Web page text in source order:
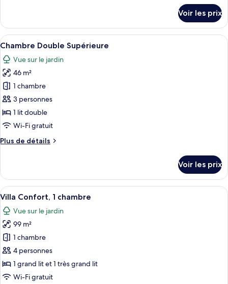
le
type
de
chambre
Chambre
Double
Standard
Voir les prix
Afficher
toutes
les
photos
pour
ce
type
de
chambre :
Chambre
Une chambre spacieuse avec un
12
Chambre Double Supérieure
Vue sur le jardin
46 m²
1 chambre
3 personnes
1 lit double
Wi-Fi gratuit
Plus de détails
Plus
le
type
de
chambre
Chambre
Double
Supérieure
Voir les prix
Afficher
toutes
les
photos
pour
ce
type
de
Un salon comprenant un canapé,
11
Villa Confort, 1 chambre
Vue sur le jardin
99 m²
1 chambre
4 personnes
1 grand lit et 1 très grand lit
Wi-Fi gratuit